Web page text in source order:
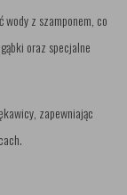
z szamponem, co
oraz specjalne
zapewniając